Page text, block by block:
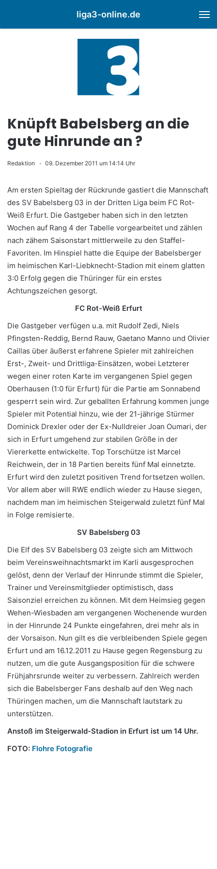
liga3-online.de
Knüpft Babelsberg an die
gute Hinrunde an ?
Redaktion 09. Dezember 2011 um 14:14 Uhr
Am ersten Spieltag der Rückrunde gastiert die Mannschaft
des SV Babelsberg 03 in der Dritten Liga beim FC Rot-
Weiß Erfurt. Die Gastgeber haben sich in den letzten
Wochen auf Rang 4 der Tabelle vorgearbeitet und zählen
nach zähem Saisonstart mittlerweile zu den Staffel-
Favoriten. Im Hinspiel hatte die Equipe der Babelsberger
im heimischen Karl-Liebknecht-Stadion mit einem glatten
3:0 Erfolg gegen die Thüringer für ein erstes
Achtungszeichen gesorgt.
FC Rot-Weiß Erfurt
Die Gastgeber verfügen u.a. mit Rudolf Zedi, Niels
Pfingsten-Reddig, Bernd Rauw, Gaetano Manno und Olivier
Caillas über äußerst erfahrene Spieler mit zahlreichen
Erst-, Zweit- und Drittliga-Einsätzen, wobei Letzterer
wegen einer roten Karte im vergangenen Spiel gegen
Oberhausen (1:0 für Erfurt) für die Partie am Sonnabend
gesperrt sein wird. Zur geballten Erfahrung kommen junge
Spieler mit Potential hinzu, wie der 21-jährige Stürmer
Dominick Drexler oder der Ex-Nulldreier Joan Oumari, der
sich in Erfurt umgehend zur stabilen Größe in der
Viererkette entwickelte. Top Torschütze ist Marcel
Reichwein, der in 18 Partien bereits fünf Mal einnetzte.
Erfurt wird den zuletzt positiven Trend fortsetzen wollen.
Vor allem aber will RWE endlich wieder zu Hause siegen,
nachdem man im heimischen Steigerwald zuletzt fünf Mal
in Folge remisierte.
SV Babelsberg 03
Die Elf des SV Babelsberg 03 zeigte sich am Mittwoch
beim Vereinsweihnachtsmarkt im Karli ausgesprochen
gelöst, denn der Verlauf der Hinrunde stimmt die Spieler,
Trainer und Vereinsmitglieder optimistisch, dass
Saisonziel erreichen zu können. Mit dem Heimsieg gegen
Wehen-Wiesbaden am vergangenen Wochenende wurden
in der Hinrunde 24 Punkte eingefahren, drei mehr als in
der Vorsaison. Nun gilt es die verbleibenden Spiele gegen
Erfurt und am 16.12.2011 zu Hause gegen Regensburg zu
nutzen, um die gute Ausgangsposition für die schwere
Frühjahrsrunde weiter zu verbessern. Zahlreich werden
sich die Babelsberger Fans deshalb auf den Weg nach
Thüringen machen, um die Mannschaft lautstark zu
unterstützen.
Anstoß im Steigerwald-Stadion in Erfurt ist um 14 Uhr.
FOTO: Flohre Fotografie